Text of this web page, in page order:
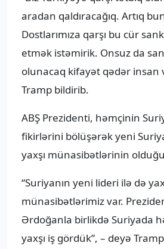
aradan qaldıracağıq. Artıq
Dostlarımıza qarşı bu cür
etmək istəmirik. Onsuz da
olunacaq kifayət qədər insan
Tramp bildirib.
ABŞ Prezidenti, həmçinin
fikirlərini bölüşərək yeni
yaxşı münasibətlərinin
“Suriyanın yeni lideri ilə də
münasibətlərimiz var.
Ərdoğanla birlikdə Suriyada
yaxşı iş gördük”, – deyə